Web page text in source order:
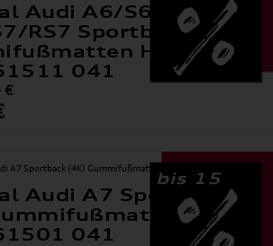
Audi A6/S6/RS6 (4K)
RS7 Sportback (4K)
Hinten
041
€
bis 15
Audi A7 Sportback
Vorne
041